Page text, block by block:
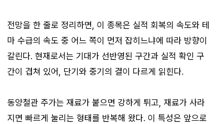
전망을 한 줄로 정리하면, 이 종목은 실적 회복의 속도와 테
마 수급의 속도 중 어느 쪽이 먼저 잡히느냐에 따라 방향이
갈린다. 현재로서는 기대가 선반영된 구간과 실적 확인 구
간이 겹쳐 있어, 단기와 중기의 결이 다르게 읽힌다.
동양철관 주가는 재료가 붙으면 강하게 튀고, 재료가 사라
지면 빠르게 눌리는 형태를 반복해 왔다. 이 특성은 앞으로